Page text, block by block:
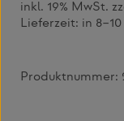
inkl. 19% MwSt.
Lieferzeit: in
Produktnummer: